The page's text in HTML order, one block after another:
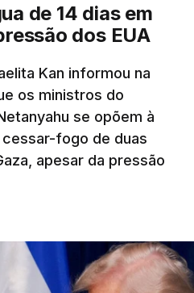
de 14 dias em
dos EUA
Kan informou na
os ministros do
se opõem à
fogo de duas
apesar da pressão